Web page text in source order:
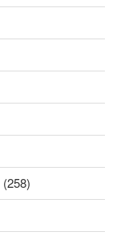
(258)